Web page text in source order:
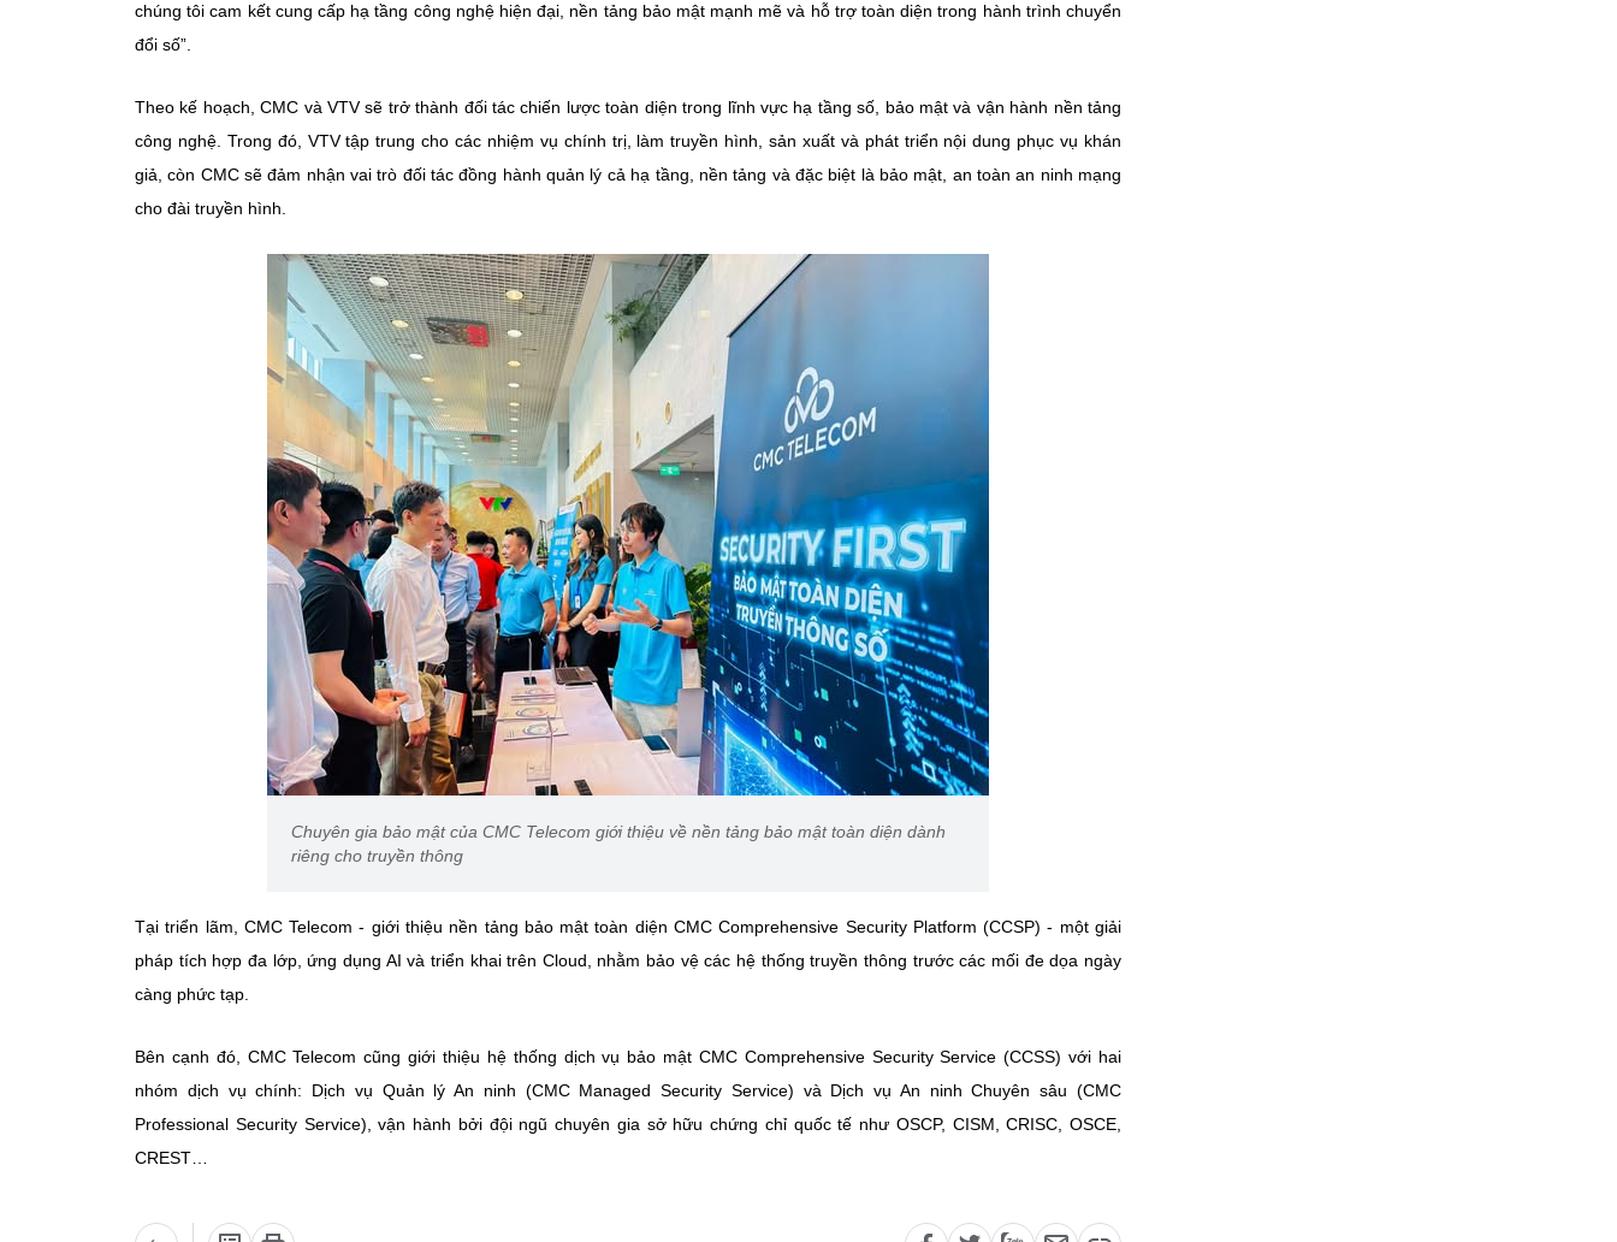
chúng tôi cam kết cung cấp hạ tầng công nghệ hiện đại, nền tảng bảo mật mạnh mẽ và hỗ trợ toàn diện trong hành trình chuyển
đổi số”.
Theo kế hoạch, CMC và VTV sẽ trở thành đối tác chiến lược toàn diện trong lĩnh vực hạ tầng số, bảo mật và vận hành nền tảng
công nghệ. Trong đó, VTV tập trung cho các nhiệm vụ chính trị, làm truyền hình, sản xuất và phát triển nội dung phục vụ khán
giả, còn CMC sẽ đảm nhận vai trò đối tác đồng hành quản lý cả hạ tầng, nền tảng và đặc biệt là bảo mật, an toàn an ninh mạng
cho đài truyền hình.
Chuyên gia bảo mật của CMC Telecom giới thiệu về nền tảng bảo mật toàn diện dành
riêng cho truyền thông
Tại triển lãm, CMC Telecom - giới thiệu nền tảng bảo mật toàn diện CMC Comprehensive Security Platform (CCSP) - một giải
pháp tích hợp đa lớp, ứng dụng AI và triển khai trên Cloud, nhằm bảo vệ các hệ thống truyền thông trước các mối đe dọa ngày
càng phức tạp.
Bên cạnh đó, CMC Telecom cũng giới thiệu hệ thống dịch vụ bảo mật CMC Comprehensive Security Service (CCSS) với hai
nhóm dịch vụ chính: Dịch vụ Quản lý An ninh (CMC Managed Security Service) và Dịch vụ An ninh Chuyên sâu (CMC
Professional Security Service), vận hành bởi đội ngũ chuyên gia sở hữu chứng chỉ quốc tế như OSCP, CISM, CRISC, OSCE,
CREST…